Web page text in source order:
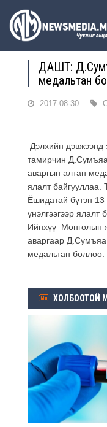
ДАШТ:
медальтан
2017-08-30
Дэлхийн дэвжээнд
тамирчин
аваргын алтан
ялалт
Ёшидатай бүтэн
үнэлгээгээр ялалт
Ийнхүү Монголын
аваргаар
медальтан боллоо.
ХОЛБООТОЙ